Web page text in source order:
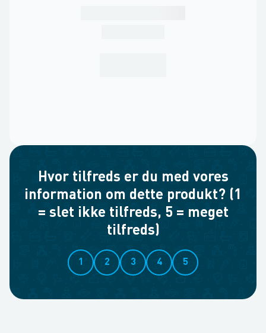
Hvor tilfreds er du med vores
information om dette produkt? (1
= slet ikke tilfreds, 5 = meget
tilfreds)
1 2 3 4 5